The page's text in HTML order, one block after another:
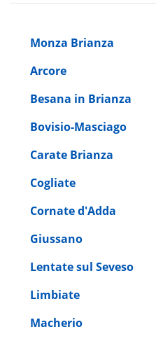
Monza Brianza
Arcore
Besana in Brianza
Bovisio-Masciago
Carate Brianza
Cogliate
Cornate d'Adda
Giussano
Lentate sul Seveso
Limbiate
Macherio